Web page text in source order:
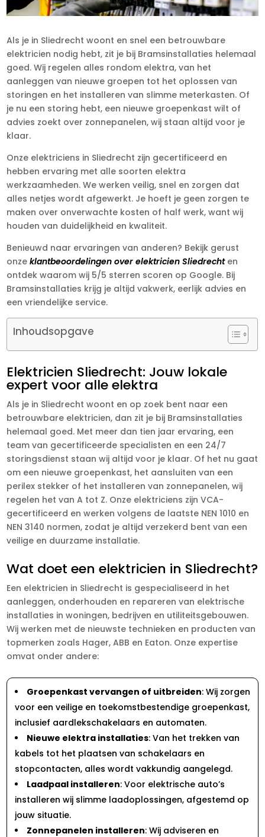
Als je in Sliedrecht woont en snel een betrouwbare
elektricien nodig hebt, zit je bij Bramsinstallaties helemaal
goed. Wij regelen alles rondom elektra, van het
aanleggen van nieuwe groepen tot het oplossen van
storingen en het installeren van slimme meterkasten. Of
je nu een storing hebt, een nieuwe groepenkast wilt of
advies zoekt over zonnepanelen, wij staan altijd voor je
klaar.
Onze elektriciens in Sliedrecht zijn gecertificeerd en
hebben ervaring met alle soorten elektra
werkzaamheden. We werken veilig, snel en zorgen dat
alles netjes wordt afgewerkt. Je hoeft je geen zorgen te
maken over onverwachte kosten of half werk, want wij
houden van duidelijkheid en kwaliteit.
Benieuwd naar ervaringen van anderen? Bekijk gerust
onzeklantbeoordelingen over elektricien Sliedrechten
ontdek waarom wij 5/5 sterren scoren op Google. Bij
Bramsinstallaties krijg je altijd vakwerk, eerlijk advies en
een vriendelijke service.
Inhoudsopgave
Elektricien Sliedrecht: Jouw lokale
expert voor alle elektra
Als je in Sliedrecht woont en op zoek bent naar een
betrouwbare elektricien, dan zit je bij Bramsinstallaties
helemaal goed. Met meer dan tien jaar ervaring, een
team van gecertificeerde specialisten en een 24/7
storingsdienst staan wij altijd voor je klaar. Of het nu gaat
om een nieuwe groepenkast, het aansluiten van een
perilex stekker of het installeren van zonnepanelen, wij
regelen het van A tot Z. Onze elektriciens zijn VCA-
gecertificeerd en werken volgens de laatste NEN 1010 en
NEN 3140 normen, zodat je altijd verzekerd bent van een
veilige en duurzame installatie.
Wat doet een elektricien in Sliedrecht?
Een elektricien in Sliedrecht is gespecialiseerd in het
aanleggen, onderhouden en repareren van elektrische
installaties in woningen, bedrijven en utiliteitsgebouwen.
Wij werken met de nieuwste technieken en producten van
topmerken zoals Hager, ABB en Eaton. Onze expertise
omvat onder andere:
Groepenkast vervangen of uitbreiden: Wij zorgen
voor een veilige en toekomstbestendige groepenkast,
inclusief aardlekschakelaars en automaten.
Nieuwe elektra installaties: Van het trekken van
kabels tot het plaatsen van schakelaars en
stopcontacten, alles wordt vakkundig aangelegd.
Laadpaal installeren: Voor elektrische auto’s
installeren wij slimme laadoplossingen, afgestemd op
jouw situatie.
Zonnepanelen installeren: Wij adviseren en